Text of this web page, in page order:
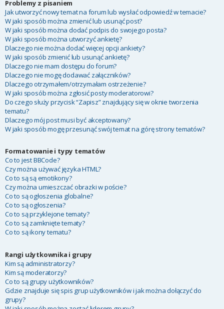
Problemy z pisaniem
Jak utworzyć nowy temat na forum lub wysłać odpowiedź w temacie?
W jaki sposób można zmienić lub usunąć post?
W jaki sposób można dodać podpis do swojego posta?
W jaki sposób można utworzyć ankietę?
Dlaczego nie można dodać więcej opcji ankiety?
W jaki sposób zmienić lub usunąć ankietę?
Dlaczego nie mam dostępu do forum?
Dlaczego nie mogę dodawać załączników?
Dlaczego otrzymałem/otrzymałam ostrzeżenie?
W jaki sposób można zgłosić posty moderatorowi?
Do czego służy przycisk “Zapisz” znajdujący się w oknie tworzenia
tematu?
Dlaczego mój post musi być akceptowany?
W jaki sposób mogę przesunąć swój temat na górę strony tematów?
Formatowanie i typy tematów
Co to jest BBCode?
Czy można używać języka HTML?
Co to są są emotikony?
Czy można umieszczać obrazki w poście?
Co to są ogłoszenia globalne?
Co to są ogłoszenia?
Co to są przyklejone tematy?
Co to są zamknięte tematy?
Co to są ikony tematu?
Rangi użytkownika i grupy
Kim są administratorzy?
Kim są moderatorzy?
Co to są grupy użytkowników?
Gdzie znajduje się spis grup użytkowników i jak można dołączyć do
grupy?